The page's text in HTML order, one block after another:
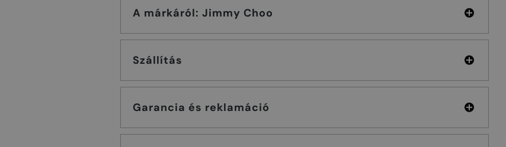
A márkáról: Jimmy Choo
Szállítás
Garancia és reklamáció